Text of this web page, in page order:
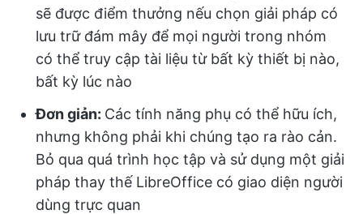
sẽ được điểm thưởng nếu chọn giải pháp có
lưu trữ đám mây để mọi người trong nhóm
có thể truy cập tài liệu từ bất kỳ thiết bị nào,
bất kỳ lúc nào
Đơn giản: Các tính năng phụ có thể hữu ích,
nhưng không phải khi chúng tạo ra rào cản.
Bỏ qua quá trình học tập và sử dụng một giải
pháp thay thế LibreOffice có giao diện người
dùng trực quan